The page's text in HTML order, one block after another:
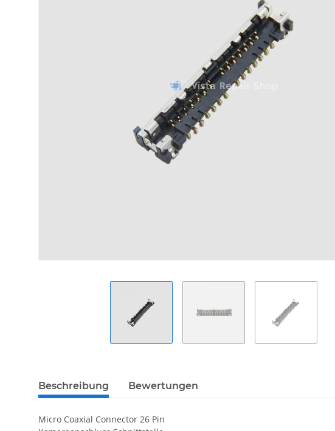
Beschreibung Bewertungen
Micro Coaxial Connector 26 Pin